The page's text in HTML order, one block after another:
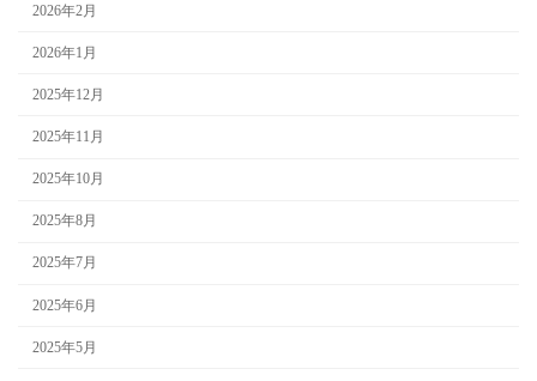
2026年2月
2026年1月
2025年12月
2025年11月
2025年10月
2025年8月
2025年7月
2025年6月
2025年5月